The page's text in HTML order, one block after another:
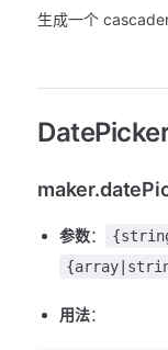
生成一个
参数：
用法：